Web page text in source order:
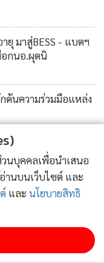
ยุ มาสู่BESS - แบตฯ
อกนอ.ผุดนิ
ดันความร่วมมือแหล่ง
วนบุคคลเพื่อนำเสนอ
นบนเว็บไซต์ และ
และ นโยบายสิทธิ